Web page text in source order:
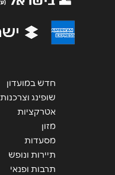
חדש במועדון
שופינג וצרכנות
אטרקציות
מזון
מסעדות
תיירות ונופש
תרבות ופנאי